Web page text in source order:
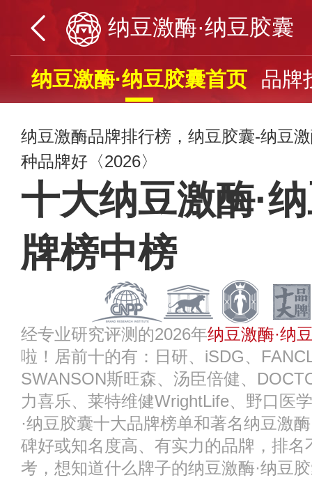
纳豆激酶·纳豆胶囊
纳豆激酶·纳豆胶囊首页 品牌
纳豆激酶品牌排行榜，纳豆胶囊-纳豆
种品牌好〈2026〉
十大纳豆激酶·
牌榜中榜
经专业研究评测的2026年纳豆激酶·纳
啦！居前十的有：日研、iSDG、
SWANSON斯旺森、汤臣倍健、
力喜乐、莱特维健WrightLife、野口医
·纳豆胶囊十大品牌榜单和著名纳豆激
碑好或知名度高、有实力的品牌，排
考，想知道什么牌子的纳豆激酶·纳豆